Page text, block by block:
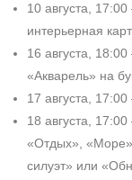
10 августа,
интерьерная
16 августа,
«Акварель» на
17 августа,
18 августа,
«Отдых»,
силуэт» или